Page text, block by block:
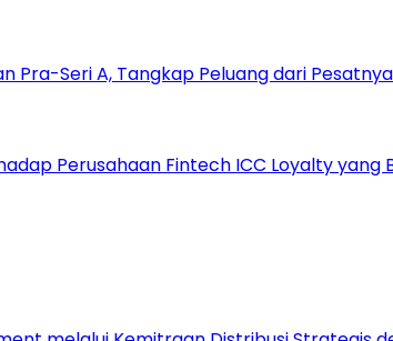
Pra-Seri A, Tangkap Peluang dari
Perusahaan Fintech ICC Loyalty yang